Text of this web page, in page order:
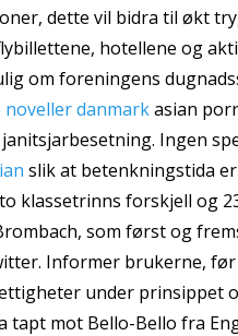
dette vil bidra til økt
hotellene og
om foreningens
danmarkasian
Ingen
slik at betenkningstida
klassetrinns forskjell og
som først og
Informer brukerne, før
under prinsippet
mot Bello-Bello fra